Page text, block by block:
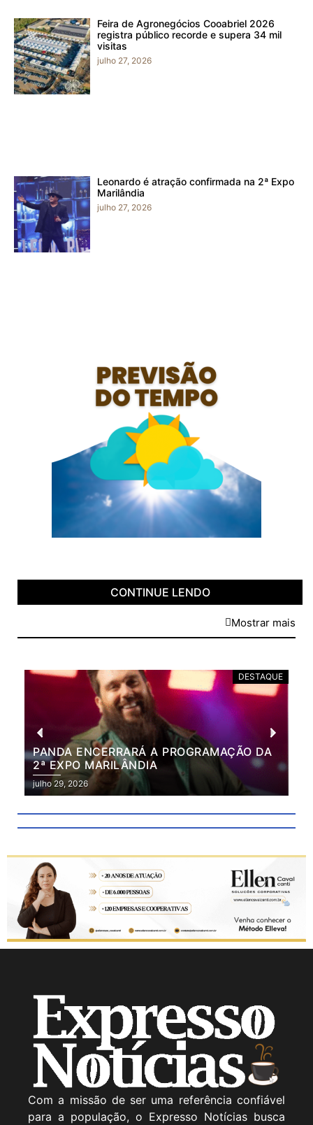
Feira de Agronegócios Cooabriel 2026
registra público recorde e supera 34 mil
visitas
julho 27, 2026
Leonardo é atração confirmada na 2ª Expo
Marilândia
julho 27, 2026
CONTINUE LENDO
Mostrar mais
DESTAQUE
PANDA ENCERRARÁ A PROGRAMAÇÃO DA
2ª EXPO MARILÂNDIA
julho 29, 2026
Com a missão de ser uma referência confiável
para a população, o Expresso Notícias busca